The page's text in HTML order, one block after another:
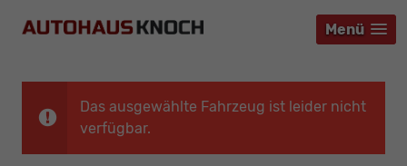
Menü
Menü
Menü
Das ausgewählte Fahrzeug ist leider nicht
verfügbar.